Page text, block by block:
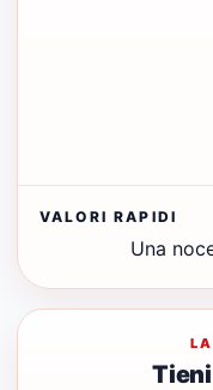
VALORI RAPIDI
Una